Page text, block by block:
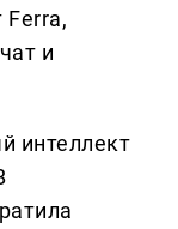
и
интеллект